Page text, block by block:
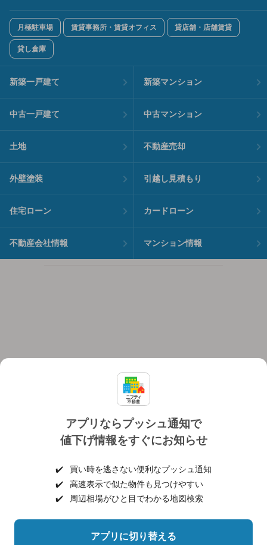
アプリならプッシュ通知で
値下げ情報をすぐにお知らせ
✔️
買い時を逃さない便利なプッシュ通知
✔️
高速表示で似た物件も見つけやすい
✔️
周辺相場がひと目でわかる地図検索
アプリに切り替える
月極駐車場 賃貸事務所・賃貸オフィス 貸店舗・店舗賃貸
貸し倉庫
新築一戸建て 新築マンション
中古一戸建て 中古マンション
土地 不動産売却
外壁塗装 引越し見積もり
住宅ローン カードローン
不動産会社情報 マンション情報
個人情報保護ポリシー 利用規約
ヘルプ・お問い合わせ 採用情報